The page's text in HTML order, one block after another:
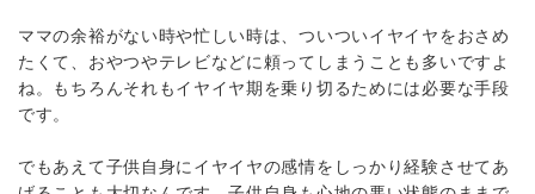
ママの余裕がない時や忙しい時は、ついついイヤイヤをおさめ
たくて、おやつやテレビなどに頼ってしまうことも多いですよ
ね。もちろんそれもイヤイヤ期を乗り切るためには必要な手段
です。
でもあえて子供自身にイヤイヤの感情をしっかり経験させてあ